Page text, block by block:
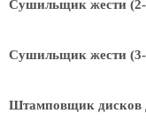
Сушильщик жести (2-
Сушильщик жести (3-
Штамповщик дисков